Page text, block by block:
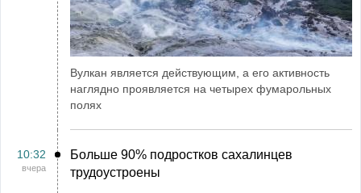
Вулкан является действующим, а его активность
наглядно проявляется на четырех фумарольных
полях
10:32
вчера
Больше 90% подростков сахалинцев
трудоустроены